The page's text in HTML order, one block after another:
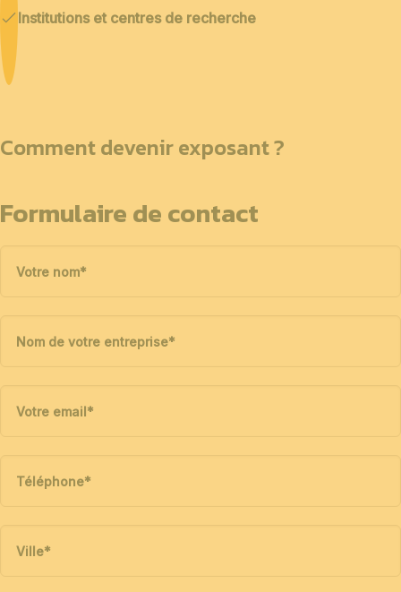
Institutions et centres de recherche
Comment devenir exposant ?
Formulaire de contact
Votre nom*
Nom de votre entreprise*
Votre email*
Téléphone*
Ville*